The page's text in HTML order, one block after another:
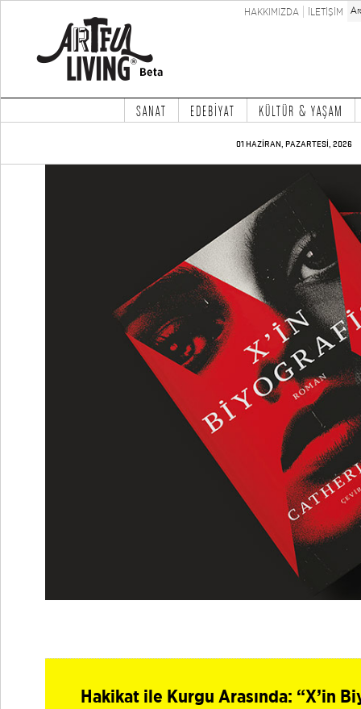
HAKKIMIZDA İLETİŞİM
SANAT EDEBİYAT KÜLTÜR & YAŞAM
01 HAZİRAN, PAZARTESİ, 2026
Hakikat ile Kurgu Arasında: “X’in